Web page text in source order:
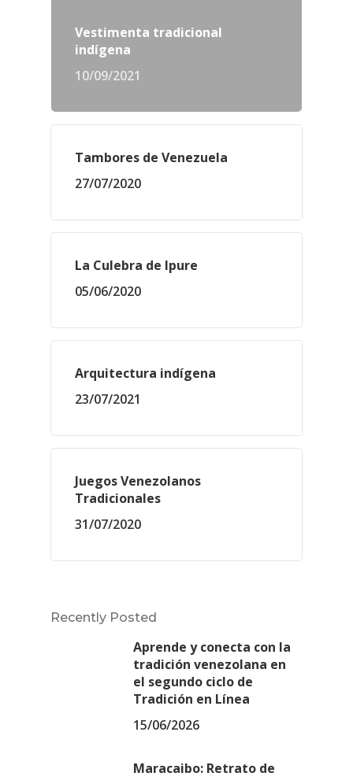
Vestimenta tradicional
indígena
10/09/2021
Tambores de Venezuela
27/07/2020
La Culebra de Ipure
05/06/2020
Arquitectura indígena
23/07/2021
Juegos Venezolanos
Tradicionales
31/07/2020
Recently Posted
Aprende y conecta con la
tradición venezolana en
el segundo ciclo de
Tradición en Línea
15/06/2026
Maracaibo: Retrato de